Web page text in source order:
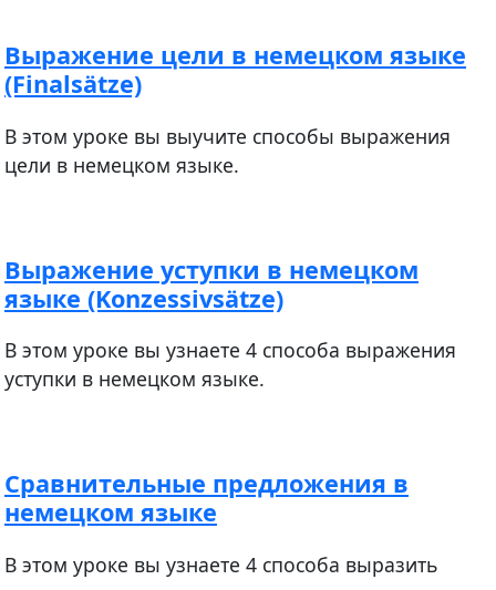
Выражение цели в немецком языке
(Finalsätze)
В этом уроке вы выучите способы выражения
цели в немецком языке.
Выражение уступки в немецком
языке (Konzessivsätze)
В этом уроке вы узнаете 4 способа выражения
уступки в немецком языке.
Сравнительные предложения в
немецком языке
В этом уроке вы узнаете 4 способа выразить